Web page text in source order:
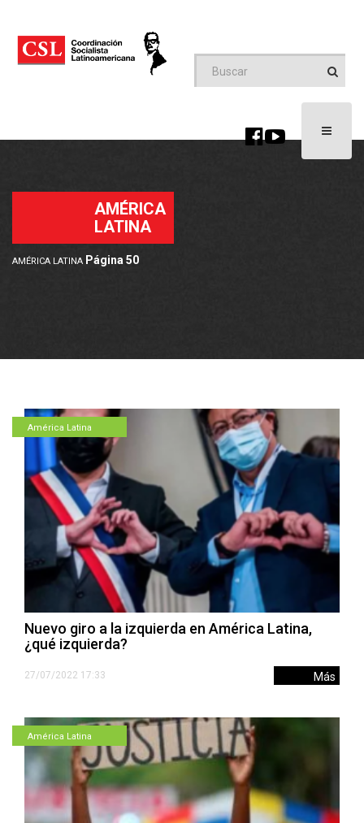
Toggle
AMÉRICA
LATINA
AMÉRICA LATINA Página 50
América Latina
Nuevo giro a la izquierda en América Latina,
¿qué izquierda?
27/07/2022 17:33 Más
América Latina